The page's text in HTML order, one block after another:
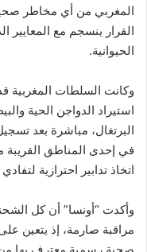
المغربي من أي مخاطر
القرار ينسجم مع المعايير
الحيوانية.
وكانت السلطات
استيراد الدواجن الحية
البرتغال، مباشرة بعد
في إحدى المناطق القريبة
اتخاذ تدابير احترازية
وأكدت “أونسا” أن كل
مراقبة صارمة، إذ يتعين